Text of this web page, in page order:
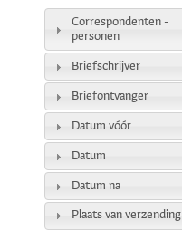
Correspondenten -
personen
Briefschrijver
Briefontvanger
Datum vóór
Datum
Datum na
Plaats van verzending